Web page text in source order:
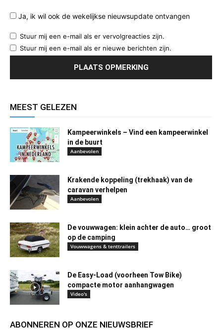
Ja, ik wil ook de wekelijkse nieuwsupdate ontvangen
Stuur mij een e-mail als er vervolgreacties zijn.
Stuur mij een e-mail als er nieuwe berichten zijn.
MEEST GELEZEN
Kampeerwinkels – Vind een kampeerwinkel
in de buurt
Aanbevolen
Krakende koppeling (trekhaak) van de
caravan verhelpen
Aanbevolen
De vouwwagen: klein achter de auto… groot
op de camping
Vouwwagens & tenttrailers
De Easy-Load (voorheen Tow Bike)
compacte motor aanhangwagen
Video's
ABONNEREN OP ONZE NIEUWSBRIEF